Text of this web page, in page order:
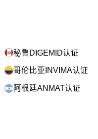
秘鲁DIGEMID认证
哥伦比亚INVIMA认证
阿根廷ANMAT认证